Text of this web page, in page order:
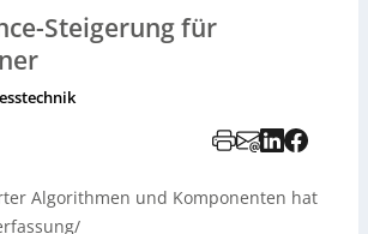
Steigerung für
Algorithmen und Komponenten hat